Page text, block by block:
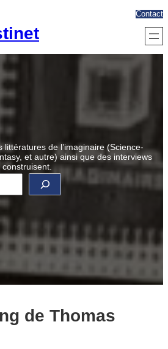
Contact
littératures de l’imaginaire (Science-
et autre) ainsi que des interviews
de Thomas